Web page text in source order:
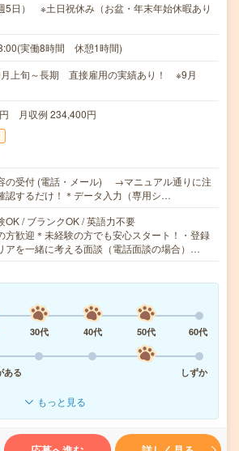
5日） ※土日祝休み（お盆・年末年始休暇あり
実働8時間 休憩1時間)
上旬～長期 直接雇用の実績あり！ ※9月
月収例 234,400円
の受付 (電話・メール) →マニュアル通りに注
認するだけ！＊データ入力（専用シ…
OK / ブランクOK / 英語力不要
方歓迎＊未経験の方でも安心スタート！・登録
アを一緒に考える面談（電話面談の場合）…
30代 40代 50代
60代
ある
しずか
もっと見る